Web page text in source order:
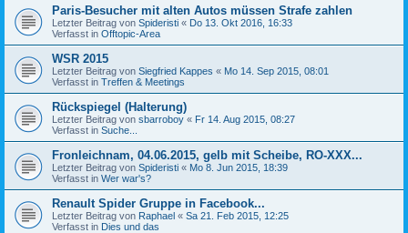
Paris-Besucher mit alten Autos müssen Strafe zahlen
Letzter Beitrag von Spideristi « Do 13. Okt 2016, 16:33
Verfasst in Offtopic-Area
WSR 2015
Letzter Beitrag von Siegfried Kappes « Mo 14. Sep 2015, 08:01
Verfasst in Treffen & Meetings
Rückspiegel (Halterung)
Letzter Beitrag von sbarroboy « Fr 14. Aug 2015, 08:27
Verfasst in Suche...
Fronleichnam, 04.06.2015, gelb mit Scheibe, RO-XXX...
Letzter Beitrag von Spideristi « Mo 8. Jun 2015, 18:39
Verfasst in Wer war's?
Renault Spider Gruppe in Facebook...
Letzter Beitrag von Raphael « Sa 21. Feb 2015, 12:25
Verfasst in Dies und das